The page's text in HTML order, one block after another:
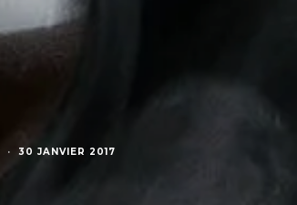
· 30 JANVIER 2017